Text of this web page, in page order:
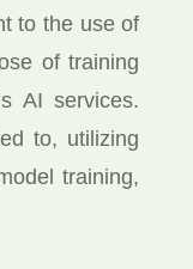
to the use of
of training
AI services.
to, utilizing
training,